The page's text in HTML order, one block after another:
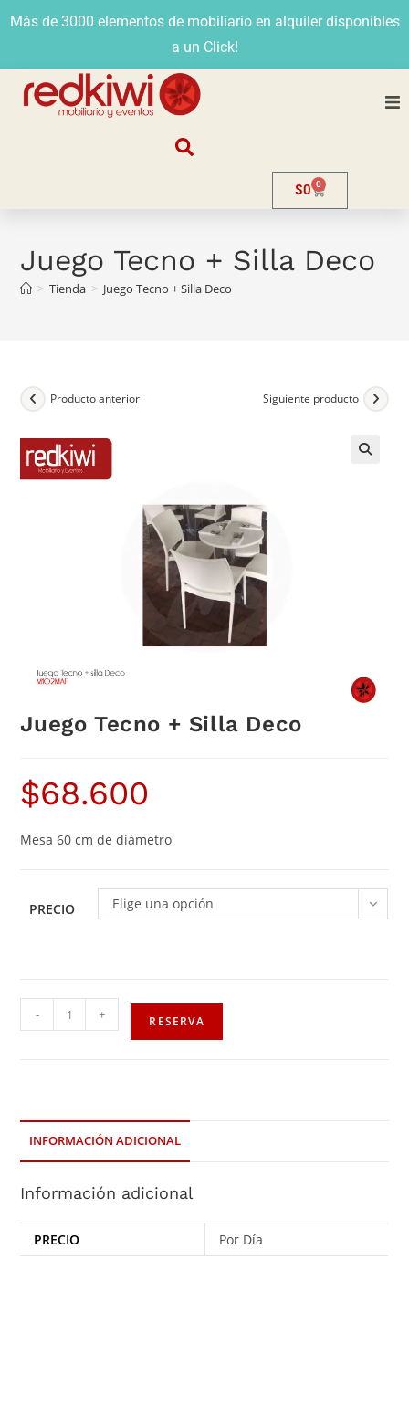
Más de 3000 elementos de mobiliario en alquiler disponibles
a un Click!
Venta
Contacto
$0 0
Juego Tecno + Silla Deco
> Tienda > Juego Tecno + Silla Deco
Producto anterior Siguiente producto
Juego Tecno + Silla Deco
$68.600
Mesa 60 cm de diámetro
PRECIO Elige una opción
- + RESERVA
INFORMACIÓN ADICIONAL
Información adicional
PRECIO Por Día